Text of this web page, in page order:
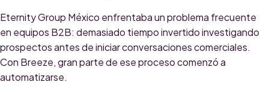
Eternity Group México enfrentaba un problema frecuente
en equipos B2B: demasiado tiempo invertido investigando
prospectos antes de iniciar conversaciones comerciales.
Con Breeze, gran parte de ese proceso comenzó a
automatizarse.